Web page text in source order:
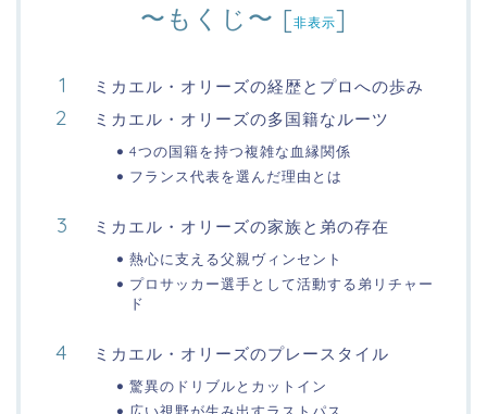
〜もくじ〜 [非表示]
ミカエル・オリーズの経歴とプロへの歩み
ミカエル・オリーズの多国籍なルーツ
4つの国籍を持つ複雑な血縁関係
フランス代表を選んだ理由とは
ミカエル・オリーズの家族と弟の存在
熱心に支える父親ヴィンセント
プロサッカー選手として活動する弟リチャー
ド
ミカエル・オリーズのプレースタイル
驚異のドリブルとカットイン